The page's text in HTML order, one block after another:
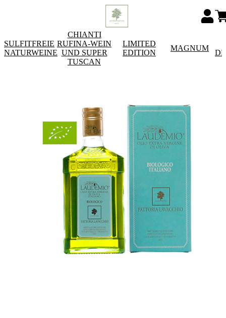
SULFITFREIE
NATURWEINE
CHIANTI
RUFINA-WEIN
UND SUPER
TUSCAN
LIMITED
EDITION
MAGNUM